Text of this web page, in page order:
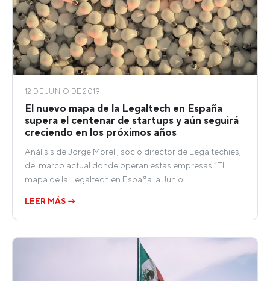
12 DE JUNIO DE 2019
El nuevo mapa de la Legaltech en España
supera el centenar de startups y aún seguirá
creciendo en los próximos años
Análisis de Jorge Morell, socio director de Legaltechies,
del marco actual donde operan estas empresas “El
mapa de la Legaltech en España a Junio…
LEER MÁS →